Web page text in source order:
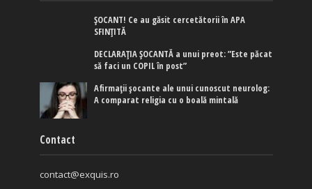
ȘOCANT! Ce au găsit cercetătorii în APA
SFINȚITĂ
DECLARAȚIA ȘOCANTĂ a unui preot: ”Este păcat
să faci un COPIL în post”
Afirmaţii şocante ale unui cunoscut neurolog:
A comparat religia cu o boală mintală
Contact
contact@exquis.ro